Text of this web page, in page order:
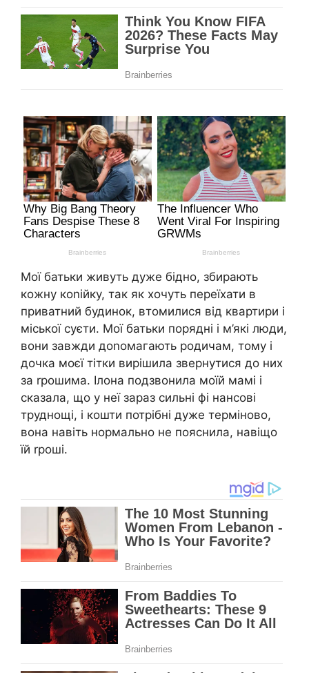
Мої батьки живуть дуже бідно, збирають
кожну коnійку, так як хочуть переїхати в
приватний будинок, втомилися від квартири і
міської суєти. Мої батьки порядні і м’які люди,
вони завжди доnомагають родичам, тому і
дочка моєї тітки вирішила звернутися до них
за rрошима. Ілона подзвонила моїй мамі і
сказала, що у неї зараз сильні фі нансові
труднощі, і кошти потрібні дуже терміново,
вона навіть нормально не пояснила, навіщо
їй rроші.